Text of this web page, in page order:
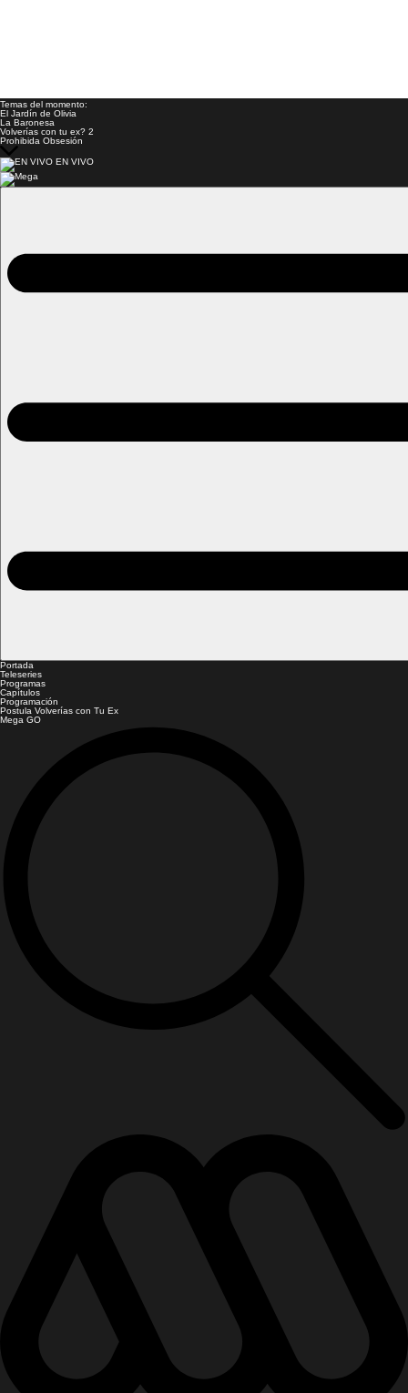
Temas del momento:
El Jardín de Olivia
La Baronesa
Volverías con tu ex? 2
Prohibida Obsesión
EN VIVO
Portada
Teleseries
Programas
Capítulos
Programación
Postula Volverías con Tu Ex
Mega GO